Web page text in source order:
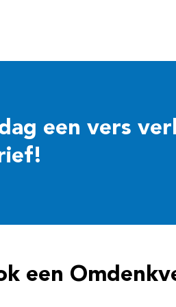
een vers
een